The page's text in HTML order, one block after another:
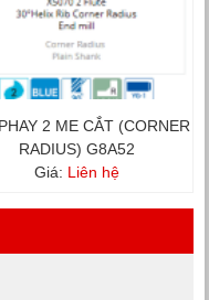
2 ME CẮT (CORNER
RADIUS) G8A52
Giá: Liên hệ